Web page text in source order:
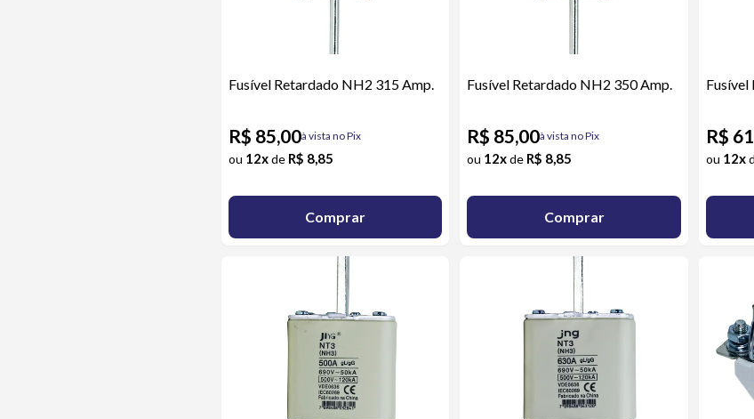
Fusível Retardado NH2 315 Amp.
R$ 85,00à vista no Pix
ou 12xde R$ 8,85
Comprar
Fusível Retardado NH2 350 Amp.
R$ 85,00à vista no Pix
ou 12x de R$ 8,85
Comprar
Fusível
R$
ou 12x